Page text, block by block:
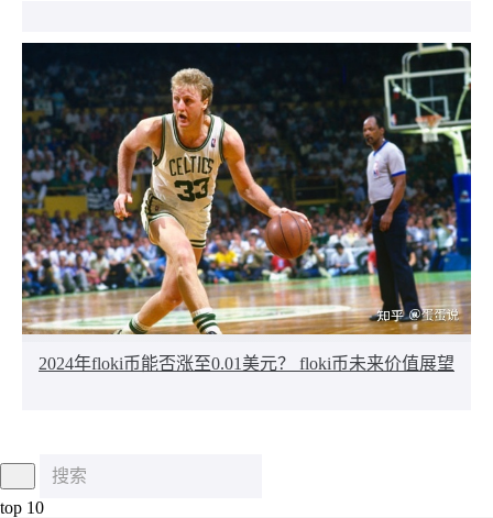
2024年floki币能否涨至0.01美元？ floki币未来价值展望
top 10